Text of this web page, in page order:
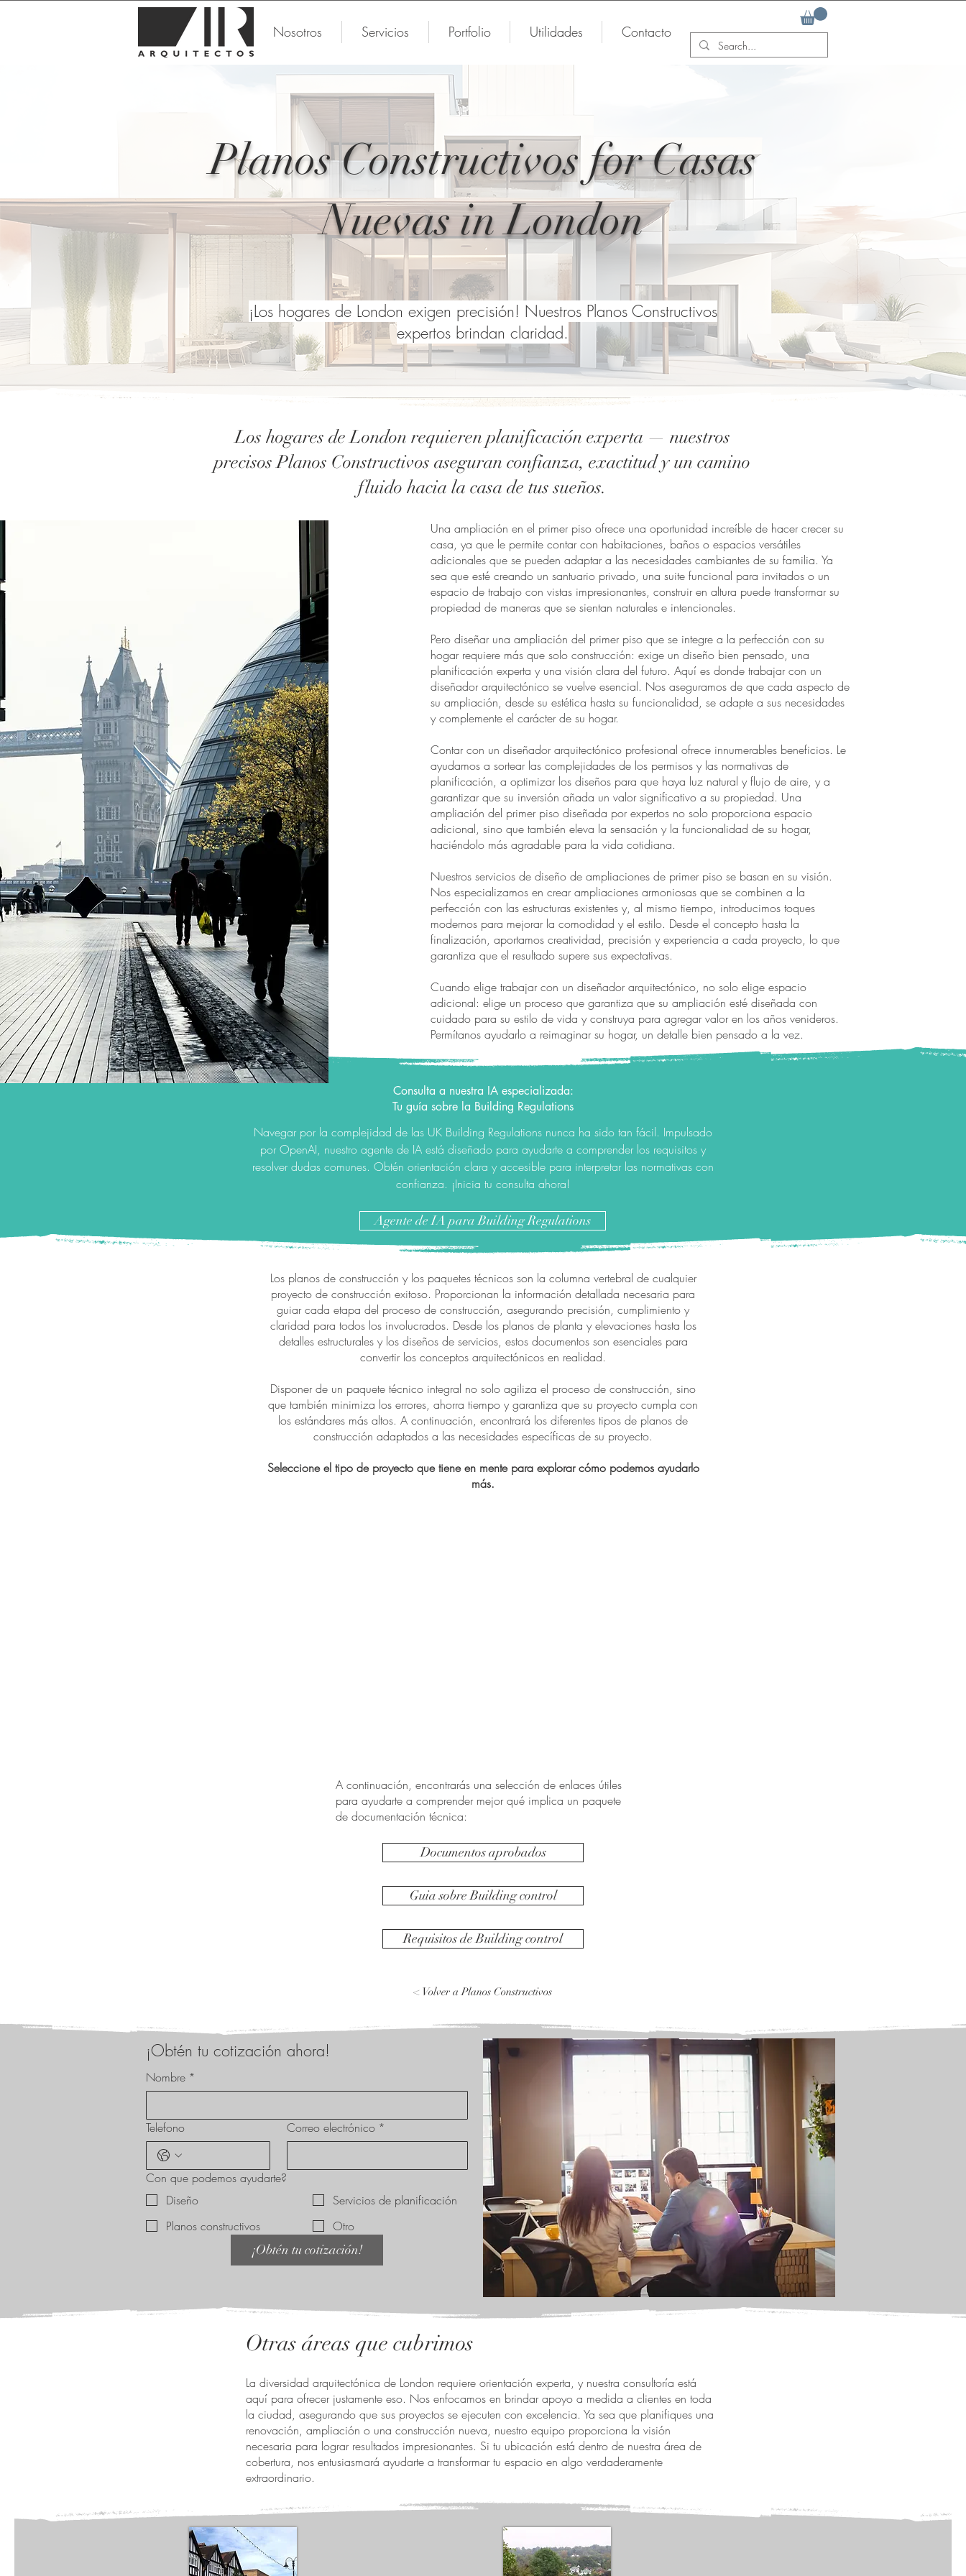
Nosotros Servicios Portfolio Utilidades Contacto
Planos Constructivos for Casas
Nuevas in London
¡Los hogares de London exigen precisión! Nuestros Planos Constructivos
expertos brindan claridad.
Los hogares de London requieren planificación experta — nuestros
precisos Planos Constructivos aseguran confianza, exactitud y un camino
fluido hacia la casa de tus sueños.
Una ampliación en el primer piso ofrece una oportunidad increíble de hacer crecer su
casa, ya que le permite contar con habitaciones, baños o espacios versátiles
adicionales que se pueden adaptar a las necesidades cambiantes de su familia. Ya
sea que esté creando un santuario privado, una suite funcional para invitados o un
espacio de trabajo con vistas impresionantes, construir en altura puede transformar su
propiedad de maneras que se sientan naturales e intencionales.
Pero diseñar una ampliación del primer piso que se integre a la perfección con su
hogar requiere más que solo construcción: exige un diseño bien pensado, una
planificación experta y una visión clara del futuro. Aquí es donde trabajar con un
diseñador arquitectónico se vuelve esencial. Nos aseguramos de que cada aspecto de
su ampliación, desde su estética hasta su funcionalidad, se adapte a sus necesidades
y complemente el carácter de su hogar.
Contar con un diseñador arquitectónico profesional ofrece innumerables beneficios. Le
ayudamos a sortear las complejidades de los permisos y las normativas de
planificación, a optimizar los diseños para que haya luz natural y flujo de aire, y a
garantizar que su inversión añada un valor significativo a su propiedad. Una
ampliación del primer piso diseñada por expertos no solo proporciona espacio
adicional, sino que también eleva la sensación y la funcionalidad de su hogar,
haciéndolo más agradable para la vida cotidiana.
Nuestros servicios de diseño de ampliaciones de primer piso se basan en su visión.
Nos especializamos en crear ampliaciones armoniosas que se combinen a la
perfección con las estructuras existentes y, al mismo tiempo, introducimos toques
modernos para mejorar la comodidad y el estilo. Desde el concepto hasta la
finalización, aportamos creatividad, precisión y experiencia a cada proyecto, lo que
garantiza que el resultado supere sus expectativas.
Cuando elige trabajar con un diseñador arquitectónico, no solo elige espacio
adicional: elige un proceso que garantiza que su ampliación esté diseñada con
cuidado para su estilo de vida y construya para agregar valor en los años venideros.
Permítanos ayudarlo a reimaginar su hogar, un detalle bien pensado a la vez.
Consulta a nuestra IA especializada:
Tu guía sobre la Building Regulations
Navegar por la complejidad de las UK Building Regulations nunca ha sido tan fácil. Impulsado
por OpenAI, nuestro agente de IA está diseñado para ayudarte a comprender los requisitos y
resolver dudas comunes. Obtén orientación clara y accesible para interpretar las normativas con
confianza. ¡Inicia tu consulta ahora!
Agente de IA para Building Regulations
Los planos de construcción y los paquetes técnicos son la columna vertebral de cualquier
proyecto de construcción exitoso. Proporcionan la información detallada necesaria para
guiar cada etapa del proceso de construcción, asegurando precisión, cumplimiento y
claridad para todos los involucrados. Desde los planos de planta y elevaciones hasta los
detalles estructurales y los diseños de servicios, estos documentos son esenciales para
convertir los conceptos arquitectónicos en realidad.
Disponer de un paquete técnico integral no solo agiliza el proceso de construcción, sino
que también minimiza los errores, ahorra tiempo y garantiza que su proyecto cumpla con
los estándares más altos. A continuación, encontrará los diferentes tipos de planos de
construcción adaptados a las necesidades específicas de su proyecto.
Seleccione el tipo de proyecto que tiene en mente para explorar cómo podemos ayudarlo
más.
A continuación, encontrarás una selección de enlaces útiles
para ayudarte a comprender mejor qué implica un paquete
de documentación técnica:
Documentos aprobados
Guia sobre Building control
Requisitos de Building control
< Volver a Planos Constructivos
¡Obtén tu cotización ahora!
Nombre *
Telefono Correo electrónico *
Con que podemos ayudarte?
Diseño
Servicios de planificación
Planos constructivos
Otro
¡Obtén tu cotización!
Otras áreas que cubrimos
La diversidad arquitectónica de London requiere orientación experta, y nuestra consultoría está
aquí para ofrecer justamente eso. Nos enfocamos en brindar apoyo a medida a clientes en toda
la ciudad, asegurando que sus proyectos se ejecuten con excelencia. Ya sea que planifiques una
renovación, ampliación o una construcción nueva, nuestro equipo proporciona la visión
necesaria para lograr resultados impresionantes. Si tu ubicación está dentro de nuestra área de
cobertura, nos entusiasmará ayudarte a transformar tu espacio en algo verdaderamente
extraordinario.